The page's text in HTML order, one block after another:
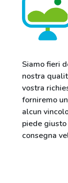
Siamo fieri
nostra
vostra
forniremo
alcun
piede
consegna